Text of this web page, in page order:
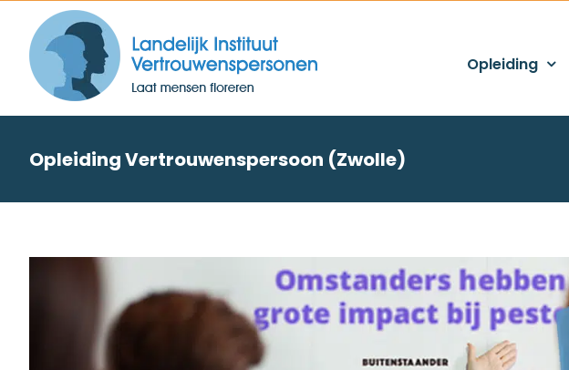
content
Opleiding
Opleiding Vertrouwenspersoon (Zwolle)